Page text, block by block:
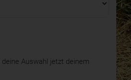
deine Auswahl jetzt deinem